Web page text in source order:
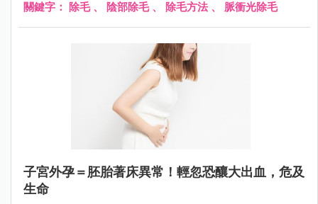
關鍵字： 除毛、 陰部除毛、 除毛方法 、 脈衝光除毛
子宮外孕＝胚胎著床異常！輕忽恐釀大出血，危及
生命